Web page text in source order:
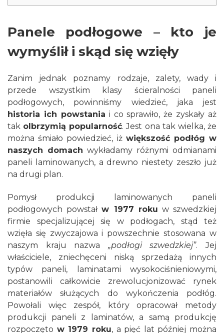
Panele podłogowe – kto je
wymyślił i skąd się wzięły
Zanim jednak poznamy rodzaje, zalety, wady i
przede wszystkim klasy ścieralności paneli
podłogowych, powinniśmy wiedzieć, jaka jest
historia ich powstania i co sprawiło, że zyskały aż
tak olbrzymią popularność. Jest ona tak wielka, że
można śmiało powiedzieć, iż większość podłóg w
naszych domach wykładamy różnymi odmianami
paneli laminowanych, a drewno niestety zeszło już
na drugi plan.
Pomysł produkcji laminowanych paneli
podłogowych powstałw 1977 roku w szwedzkiej
firmie specjalizującej się w podłogach, stąd też
wzięła się zwyczajowa i powszechnie stosowana w
naszym kraju nazwa „podłogi szwedzkiej”. Jej
właściciele, zniechęceni niską sprzedażą innych
typów paneli, laminatami wysokociśnieniowymi,
postanowili całkowicie zrewolucjonizować rynek
materiałów służących do wykończenia podłóg.
Powołali więc zespół, który opracował metody
produkcji paneli z laminatów, a samą produkcję
rozpoczęto w 1979 roku, a pięć lat później można